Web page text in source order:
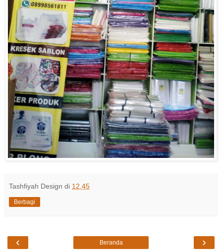
Tashfiyah Design di 12.45
Berbagi
‹ ›
Beranda